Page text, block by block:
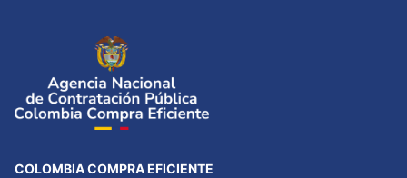
COLOMBIA COMPRA EFICIENTE